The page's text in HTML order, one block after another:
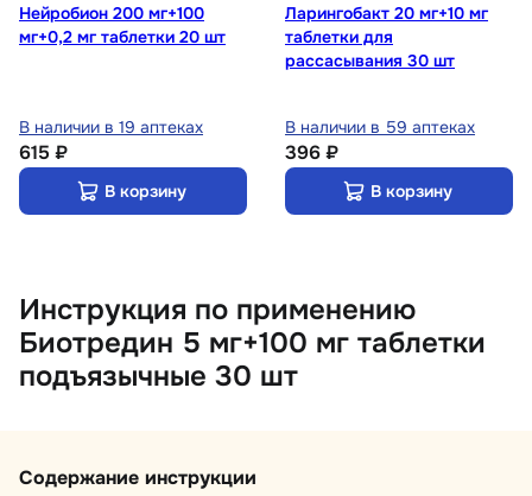
Нейробион 200 мг+100
мг+0,2 мг таблетки 20 шт
В наличии в 19 аптеках
615 ₽
В корзину
Ларингобакт 20 мг+10 мг
таблетки для
рассасывания 30 шт
В наличии в 59 аптеках
396 ₽
В корзину
Инструкция по применению
Биотредин 5 мг+100 мг таблетки
подъязычные 30 шт
Содержание инструкции